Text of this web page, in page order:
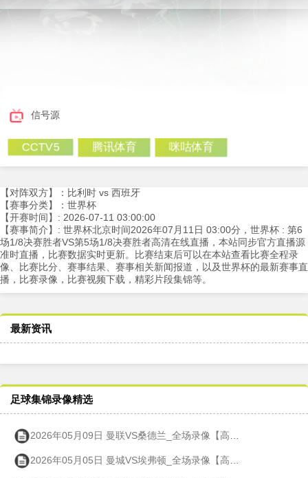
信号源
CCTV5 腾讯体育 咪咕体育
【对阵双方】：比利时 vs 西班牙
【赛事分类】：世界杯
【开赛时间】: 2026-07-11 03:00:00
【赛事简介】: 世界杯北京时间2026年07月11日 03:00分，世界杯 : 第6
场1/8决赛胜者VS第5场1/8决赛胜者高清在线直播，本站同步官方直播源
准时直播，比赛数据实时更新。比赛结束后可以在本站查看比赛全程录
像、比赛比分、赛事结果、赛事相关新闻报道，以及世界杯的最新赛事直
播，比赛录像，比赛视频下载，精彩片段集锦等。
最新资讯
足球集锦录像精选
2026年05月09日 曼联VS桑德兰_全场录像【高清回放】
2026年05月05日 曼城VS埃弗顿_全场录像【高清回放】